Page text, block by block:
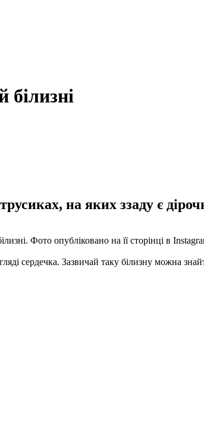
білизні
на яких ззаду є
Фото опубліковано на її сторінці в
сердечка. Зазвичай таку білизну можна